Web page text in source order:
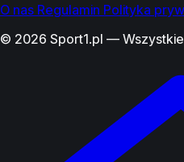
O nas Regulamin Polityka
© 2026 Sport1.pl —